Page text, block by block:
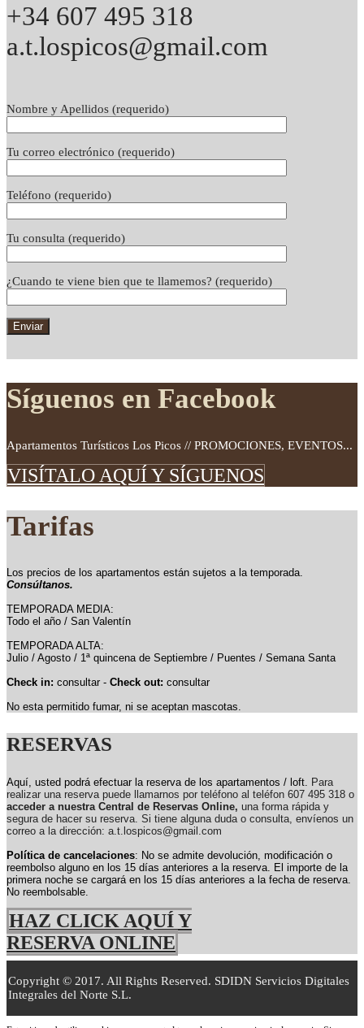
+34 607 495 318
a.t.lospicos@gmail.com
Nombre y Apellidos (requerido)
Tu correo electrónico (requerido)
Teléfono (requerido)
Tu consulta (requerido)
¿Cuando te viene bien que te llamemos? (requerido)
Síguenos en Facebook
Apartamentos Turísticos Los Picos // PROMOCIONES, EVENTOS...
VISÍTALO AQUÍ Y SÍGUENOS
Tarifas
Los precios de los apartamentos están sujetos a la temporada.
Consúltanos.
TEMPORADA MEDIA:
Todo el año / San Valentín
TEMPORADA ALTA:
Julio / Agosto / 1ª quincena de Septiembre / Puentes / Semana Santa
Check in: consultar - Check out: consultar
No esta permitido fumar, ni se aceptan mascotas.
RESERVAS
Aquí, usted podrá efectuar la reserva de los apartamentos / loft.
Para
realizar una reserva puede llamarnos por teléfono al teléfon 607 495 318 o
acceder a nuestra Central de Reservas Online, una forma rápida y
segura de hacer su reserva. Si tiene alguna duda o consulta, envíenos un
correo a la dirección: a.t.lospicos@gmail.com
Política de cancelaciones: No se admite devolución, modificación o
reembolso alguno en los 15 días anteriores a la reserva.
El importe de la
primera noche se cargará en los 15 días anteriores a la fecha de reserva.
No reembolsable.
HAZ CLICK AQUÍ Y
RESERVA ONLINE
Copyright © 2017. All Rights Reserved. SDIDN Servicios Digitales
Integrales del Norte S.L.